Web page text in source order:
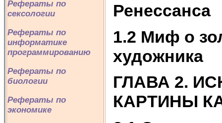
Рефераты по
сексологии
Рефераты по
информатике
программированию
Рефераты по
биологии
Рефераты по
экономике
Ренессанса
1.2 Миф о
художника
ГЛАВА 2.
КАРТИНЫ